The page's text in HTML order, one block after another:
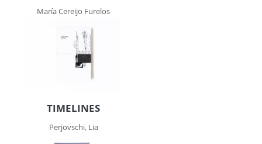
María Cereijo Furelos
TIMELINES
Perjovschi, Lia